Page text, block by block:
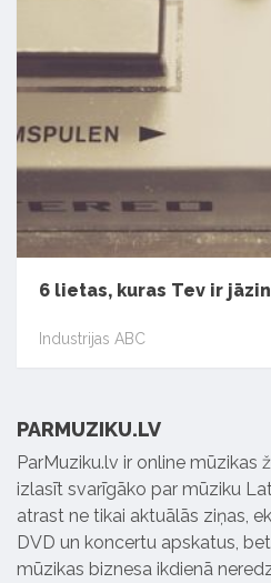
6 lietas, kuras Tev ir
Industrijas ABC
PARMUZIKU.LV
ParMuziku.lv ir online mūzikas
izlasīt svarīgāko par mūziku
atrast ne tikai aktuālās ziņas,
DVD un koncertu apskatus,
mūzikas biznesa ikdienā